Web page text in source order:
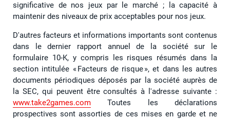
significative de nos jeux par le marché ; la capacité à
maintenir des niveaux de prix acceptables pour nos jeux.
D'autres facteurs et informations importants sont contenus
dans le dernier rapport annuel de la société sur le
formulaire 10-K, y compris les risques résumés dans la
section intitulée « Facteurs de risque », et dans les autres
documents périodiques déposés par la société auprès de
la SEC, qui peuvent être consultés à l'adresse suivante :
www.take2games.com Toutes les déclarations
prospectives sont assorties de ces mises en garde et ne